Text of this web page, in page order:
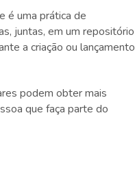
é uma prática de
juntas, em um repositório
a criação ou lançamento
podem obter mais
que faça parte do